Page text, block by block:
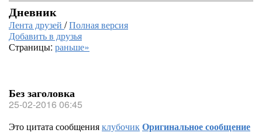
Дневник
Лента друзей /Полная версия
Добавить в друзья
Страницы: раньше»
Без заголовка
25-02-2016 06:45
Это цитата сообщенияклубочикОригинальное сообщение